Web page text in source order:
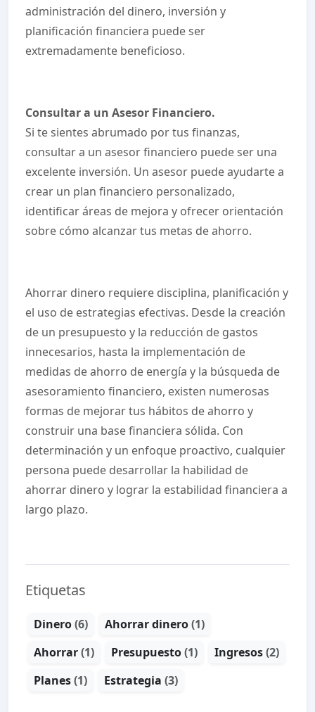
administración del dinero, inversión y
planificación financiera puede ser
extremadamente beneficioso.
Consultar a un Asesor Financiero.
Si te sientes abrumado por tus finanzas,
consultar a un asesor financiero puede ser una
excelente inversión. Un asesor puede ayudarte a
crear un plan financiero personalizado,
identificar áreas de mejora y ofrecer orientación
sobre cómo alcanzar tus metas de ahorro.
Ahorrar dinero requiere disciplina, planificación y
el uso de estrategias efectivas. Desde la creación
de un presupuesto y la reducción de gastos
innecesarios, hasta la implementación de
medidas de ahorro de energía y la búsqueda de
asesoramiento financiero, existen numerosas
formas de mejorar tus hábitos de ahorro y
construir una base financiera sólida. Con
determinación y un enfoque proactivo, cualquier
persona puede desarrollar la habilidad de
ahorrar dinero y lograr la estabilidad financiera a
largo plazo.
Etiquetas
Dinero(6) Ahorrar dinero(1)
Ahorrar(1) Presupuesto(1) Ingresos(2)
Planes(1) Estrategia (3)